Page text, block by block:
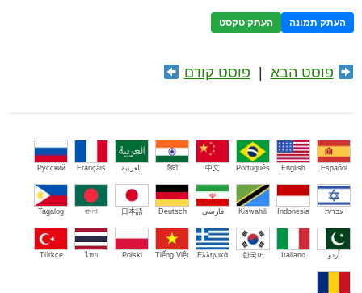
העתק תמונה העתק טקסט
פוסט הבא פוסט קודם
Español
English
Português
中文
हिंदी العربية Français
Русский
עברית Indonesia
Kiswahili فارسی Deutsch
日本語
বাংলা
Tagalog
اُردو Italiano
한국어
Ελληνικά
Tiếng Việt
Polski
ไทย
Türkçe